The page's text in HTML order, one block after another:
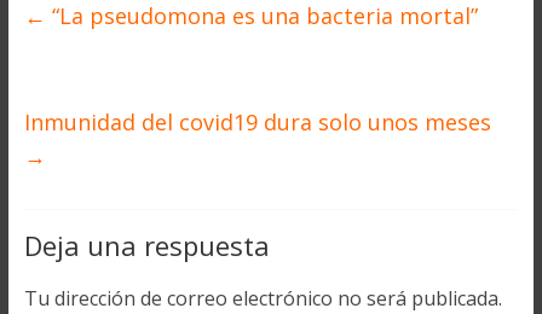
← “La pseudomona es una bacteria mortal”
Inmunidad del covid19 dura solo unos meses
→
Deja una respuesta
Tu dirección de correo electrónico no será publicada.